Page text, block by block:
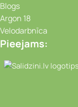
Blogs
Argon 18
Velodarbnīca
Pieejams: